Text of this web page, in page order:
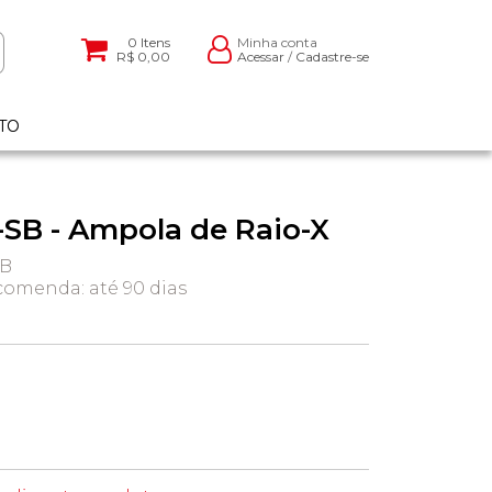
0 Itens
R$ 0,00
Minha conta
Acessar / Cadastre-se
SB - Ampola de Raio-X
até 90 dias